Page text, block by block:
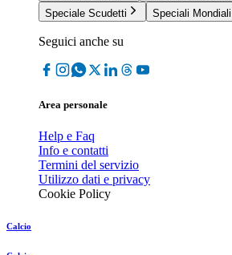
Speciale Scudetti
Speciali Mondiali
Seguici anche su
Area personale
Help e Faq
Info e contatti
Termini del servizio
Utilizzo dati e privacy
Cookie Policy
Calcio